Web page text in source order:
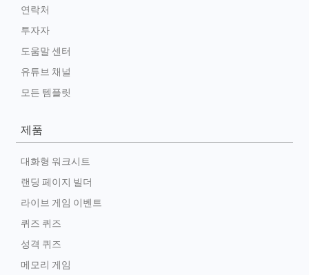
연락처
투자자
도움말 센터
유튜브 채널
모든 템플릿
제품
대화형 워크시트
랜딩 페이지 빌더
라이브 게임 이벤트
퀴즈 퀴즈
성격 퀴즈
메모리 게임